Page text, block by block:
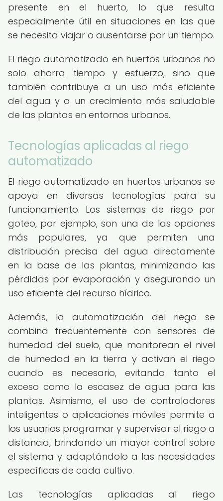
presente en el huerto, lo que resulta
especialmente útil en situaciones en las que
se necesita viajar o ausentarse por un tiempo.
El riego automatizado en huertos urbanos no
solo ahorra tiempo y esfuerzo, sino que
también contribuye a un uso más eficiente
del agua y a un crecimiento más saludable
de las plantas en entornos urbanos.
Tecnologías aplicadas al riego
automatizado
El riego automatizado en huertos urbanos se
apoya en diversas tecnologías para su
funcionamiento. Los sistemas de riego por
goteo, por ejemplo, son una de las opciones
más populares, ya que permiten una
distribución precisa del agua directamente
en la base de las plantas, minimizando las
pérdidas por evaporación y asegurando un
uso eficiente del recurso hídrico.
Además, la automatización del riego se
combina frecuentemente con sensores de
humedad del suelo, que monitorean el nivel
de humedad en la tierra y activan el riego
cuando es necesario, evitando tanto el
exceso como la escasez de agua para las
plantas. Asimismo, el uso de controladores
inteligentes o aplicaciones móviles permite a
los usuarios programar y supervisar el riego a
distancia, brindando un mayor control sobre
el sistema y adaptándolo a las necesidades
específicas de cada cultivo.
Las tecnologías aplicadas al riego